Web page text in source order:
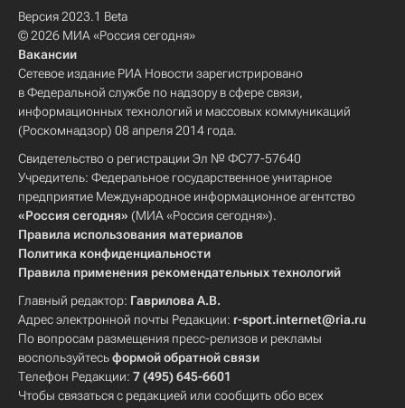
Версия 2023.1 Beta
© 2026 МИА «Россия сегодня»
Вакансии
Сетевое издание РИА Новости зарегистрировано
в Федеральной службе по надзору в сфере связи,
информационных технологий и массовых коммуникаций
(Роскомнадзор) 08 апреля 2014 года.
Свидетельство о регистрации Эл № ФС77-57640
Учредитель: Федеральное государственное унитарное
предприятие Международное информационное агентство
«Россия сегодня» (МИА «Россия сегодня»).
Правила использования материалов
Политика конфиденциальности
Правила применения рекомендательных технологий
Главный редактор: Гаврилова А.В.
Адрес электронной почты Редакции: r-sport.internet@ria.ru
По вопросам размещения пресс-релизов и рекламы
воспользуйтесьформой обратной связи
Телефон Редакции: 7 (495) 645-6601
Чтобы связаться с редакцией или сообщить обо всех